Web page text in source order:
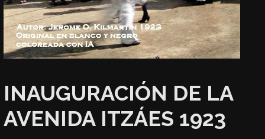
INAUGURACIÓN DE LA
AVENIDA ITZÁES 1923